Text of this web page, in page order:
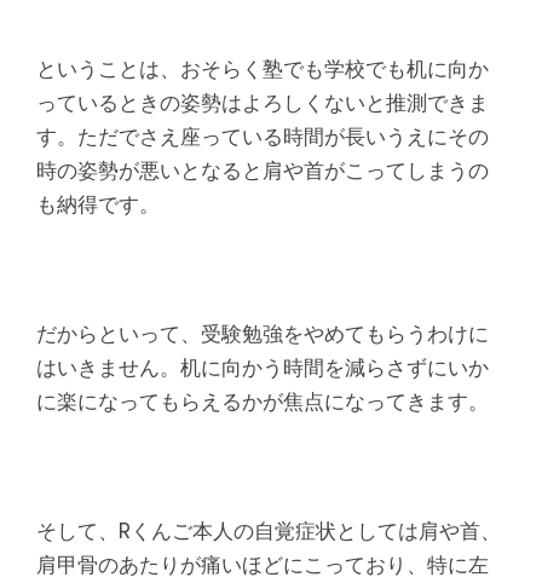
ということは、おそらく塾でも学校でも机に向か
っているときの姿勢はよろしくないと推測できま
す。ただでさえ座っている時間が長いうえにその
時の姿勢が悪いとなると肩や首がこってしまうの
も納得です。
だからといって、受験勉強をやめてもらうわけに
はいきません。机に向かう時間を減らさずにいか
に楽になってもらえるかが焦点になってきます。
そして、Rくんご本人の自覚症状としては肩や首、
肩甲骨のあたりが痛いほどにこっており、特に左